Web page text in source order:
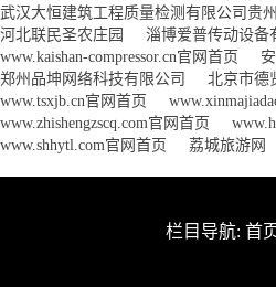
武汉大恒建筑工程质量检测有限公司贵
河北联民圣农庄园
淄博爱普传动设备
www.kaishan-compressor.cn官网首页
郑州品坤网络科技有限公司
北京市德
www.tsxjb.cn官网首页
www.zhishengzscq.com官网首页
www.shhytl.com官网首页
荔城旅游网
栏目导航: 首